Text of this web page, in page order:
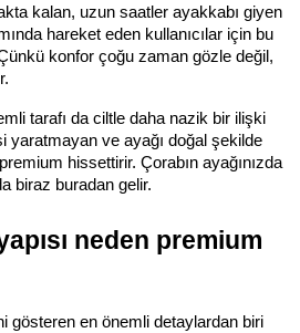
kalan, uzun saatler ayakkabı giyen
hareket eden kullanıcılar için bu
konfor çoğu zaman gözle değil,
tarafı da ciltle daha nazik bir ilişki
yaratmayan ve ayağı doğal şekilde
hissettirir. Çorabın ayağınızda
biraz buradan gelir.
neden premium
gösteren en önemli detaylardan biri